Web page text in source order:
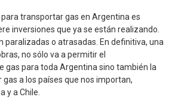
transportar gas en Argentina es
inversiones que ya se están realizando.
paralizadas o atrasadas. En definitiva, una
no sólo va a permitir el
gas para toda Argentina sino también la
a los países que nos importan,
y a Chile.